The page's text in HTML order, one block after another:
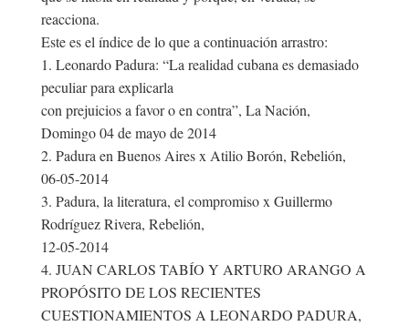
reacciona.
Este es el índice de lo que a continuación arrastro:
1. Leonardo Padura: “La realidad cubana es demasiado
peculiar para explicarla
con prejuicios a favor o en contra”, La Nación,
Domingo 04 de mayo de 2014
2. Padura en Buenos Aires x Atilio Borón, Rebelión,
06-05-2014
3. Padura, la literatura, el compromiso x Guillermo
Rodríguez Rivera, Rebelión,
12-05-2014
4. JUAN CARLOS TABÍO Y ARTURO ARANGO A
PROPÓSITO DE LOS RECIENTES
CUESTIONAMIENTOS A LEONARDO PADURA,